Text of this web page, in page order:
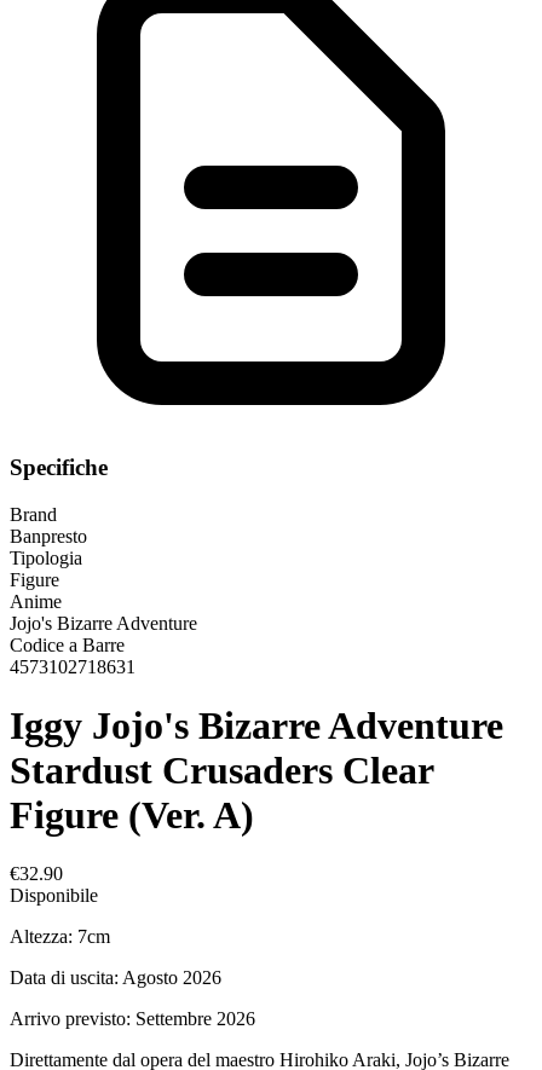
Specifiche
Brand
Banpresto
Tipologia
Figure
Anime
Jojo's Bizarre Adventure
Codice a Barre
4573102718631
Iggy Jojo's Bizarre Adventure
Stardust Crusaders Clear
Figure (Ver. A)
€32.90
Disponibile
Altezza: 7cm
Data di uscita: Agosto 2026
Arrivo previsto: Settembre 2026
Direttamente dal opera del maestro Hirohiko Araki, Jojo’s Bizarre